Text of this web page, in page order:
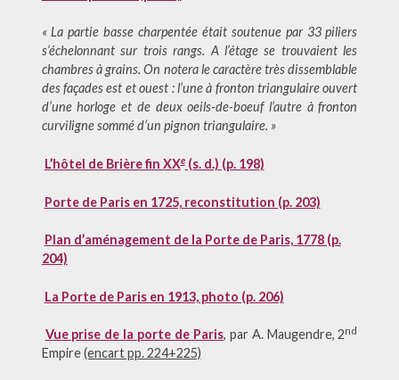
« La partie basse charpentée était soutenue par 33 piliers
s’échelonnant sur trois rangs. A l’étage se trouvaient les
chambres à grains. On notera le caractère très dissemblable
des façades est et ouest : l’une à fronton triangulaire ouvert
d’une horloge et de deux oeils-de-boeuf l’autre à fronton
curviligne sommé d’un pignon triangulaire. »
L’hôtel de Brière fin XXe(s. d.) (p. 198)
Porte de Paris en 1725, reconstitution (p. 203)
Plan d’aménagement de la Porte de Paris, 1778 (p.
204)
La Porte de Paris en 1913, photo (p. 206)
Vue prise de la porte de Paris, par A. Maugendre, 2nd
Empire(encart pp. 224+225)